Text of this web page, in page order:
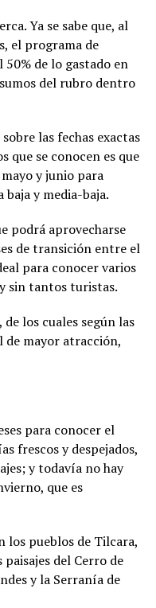
Ya se sabe que, al
el programa de
de lo gastado en
del rubro dentro
las fechas exactas
que se conocen es que
y junio para
y media-baja.
podrá aprovecharse
de transición entre el
para conocer varios
sin tantos turistas.
los cuales según las
de mayor atracción,
para conocer el
frescos y despejados,
y todavía no hay
que es
los pueblos de Tilcara,
del Cerro de
y la Serranía de